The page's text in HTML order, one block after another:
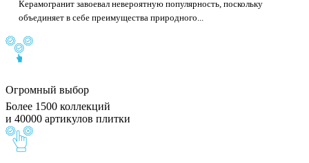
Керамогранит завоевал невероятную популярность, поскольку
объединяет в себе преимущества природного...
Огромный выбор
Более 1500 коллекций
и 40000 артикулов плитки